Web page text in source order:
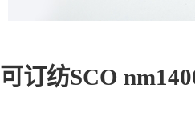
可订纺SCO